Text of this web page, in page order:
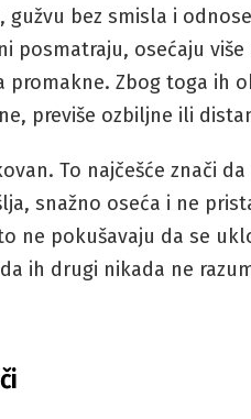
bez smisla i
posmatraju, osećaju više
promakne. Zbog toga ih
previše ozbiljne ili
To najčešće znači da
snažno oseća i ne
ne pokušavaju da se
ih drugi nikada ne